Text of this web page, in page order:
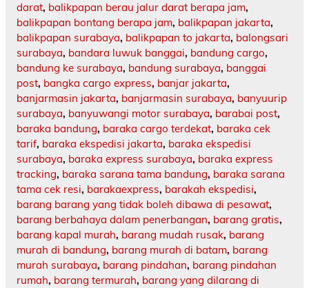
darat, balikpapan berau jalur darat berapa jam,
balikpapan bontang berapa jam, balikpapan jakarta,
balikpapan surabaya, balikpapan to jakarta, balongsari
surabaya, bandara luwuk banggai, bandung cargo,
bandung ke surabaya, bandung surabaya, banggai
post, bangka cargo express, banjar jakarta,
banjarmasin jakarta, banjarmasin surabaya, banyuurip
surabaya, banyuwangi motor surabaya, barabai post,
baraka bandung, baraka cargo terdekat, baraka cek
tarif, baraka ekspedisi jakarta, baraka ekspedisi
surabaya, baraka express surabaya, baraka express
tracking, baraka sarana tama bandung, baraka sarana
tama cek resi, barakaexpress, barakah ekspedisi,
barang barang yang tidak boleh dibawa di pesawat,
barang berbahaya dalam penerbangan, barang gratis,
barang kapal murah, barang mudah rusak, barang
murah di bandung, barang murah di batam, barang
murah surabaya, barang pindahan, barang pindahan
rumah, barang termurah, barang yang dilarang di